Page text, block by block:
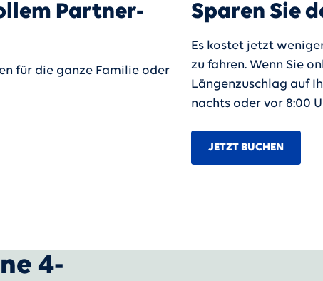
Partner-
für die ganze Familie oder
Sparen Sie
Es kostet jetzt
zu fahren. Wenn Sie
Längenzuschlag auf
nachts oder vor 8:00
JETZT BUCHEN
4-